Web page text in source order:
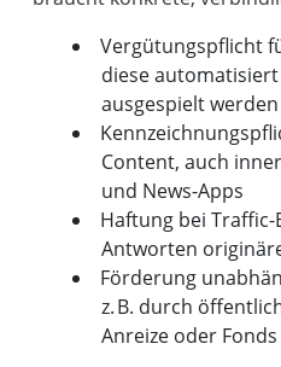
Vergütungspflicht
diese
ausgespielt werden
Content, auch
und News-Apps
Haftung bei
Antworten
Förderung
z. B. durch
Anreize oder Fonds